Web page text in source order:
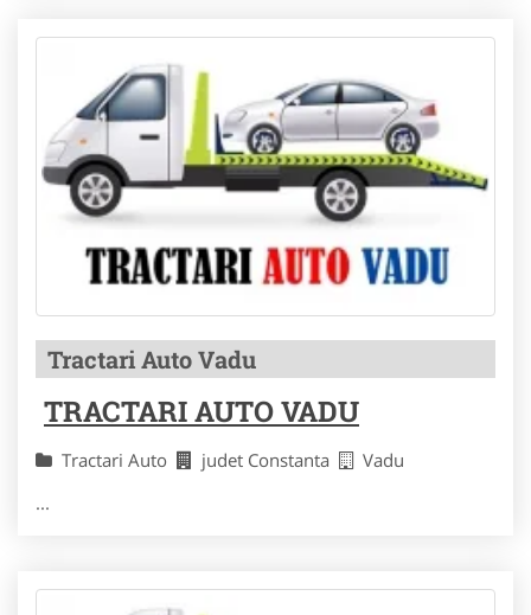
Tractari Auto Vadu
TRACTARI AUTO VADU
Tractari Auto judet Constanta
Vadu
...